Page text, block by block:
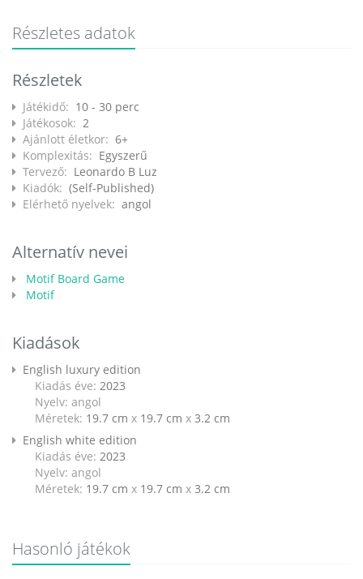
Részletes adatok
Részletek
Játékidő: 10 - 30 perc
Játékosok: 2
Ajánlott életkor: 6+
Komplexitás: Egyszerű
Tervező: Leonardo B Luz
Kiadók: (Self-Published)
Elérhető nyelvek: angol
Alternatív nevei
Motif Board Game
Motif
Kiadások
English luxury edition
Kiadás éve: 2023
Nyelv: angol
Méretek: 19.7 cm x 19.7 cm x 3.2 cm
English white edition
Kiadás éve: 2023
Nyelv: angol
Méretek: 19.7 cm x 19.7 cm x 3.2 cm
Hasonló játékok